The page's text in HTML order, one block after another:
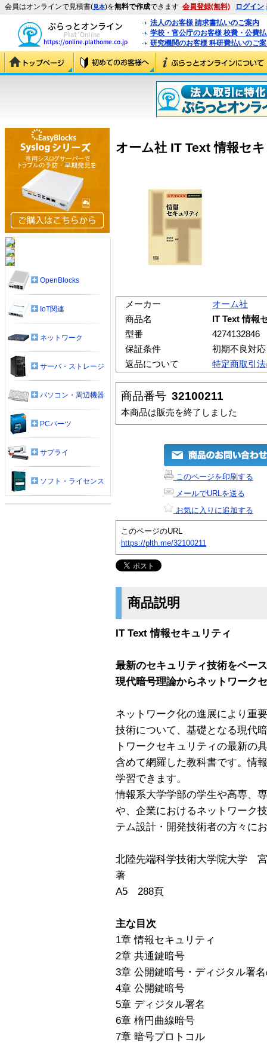
会員はオンラインで見積書(見本)を無料で作成できます 会員登録(無料) ログイン
法人のお客様 請求書払いのご案内
学校・官公庁のお客様 校費・公費
研究機関のお客様 科研費払いのご
オーム社 IT Text 情報セ
メーカー
オーム社
商品名
IT Text 情報
型番
4274132846
保証条件
初期不良対
返品について
特定商取引
商品番号 32100211
本商品は販売を終了しました
このページを印刷する
メールでURLを送る
お気に入りに追加する
このページのURL
https://plth.me/32100211
商品説明
IT Text 情報セキュリティ
最新のセキュリティ技術をベー
現代暗号理論からネットワーク
ネットワーク化の進展により重
技術について、基礎となる現代
トワークセキュリティの最新の
含めて網羅した教科書です。情
学習できます。
情報系大学学部の学生や高専、
や、企業におけるネットワーク
テム設計・開発技術者の方々に
北陸先端科学技術大学院大学
著
A5 288頁
主な目次
1章 情報セキュリティ
2章 共通鍵暗号
3章 公開鍵暗号・ディジタル署
4章 公開鍵暗号
5章 ディジタル署名
6章 楕円曲線暗号
7章 暗号プロトコル
OpenBlocks
IoT関連
ネットワーク
サーバ・ストレージ
パソコン・周辺機器
PCパーツ
サプライ
ソフト・ライセンス